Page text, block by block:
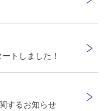
トしました！
するお知らせ